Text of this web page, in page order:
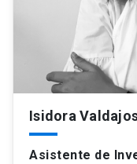
Isidora
Asistente de